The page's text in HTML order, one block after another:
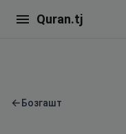
Quran.tj
←Бозгашт